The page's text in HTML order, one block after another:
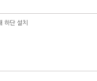
하단 설치